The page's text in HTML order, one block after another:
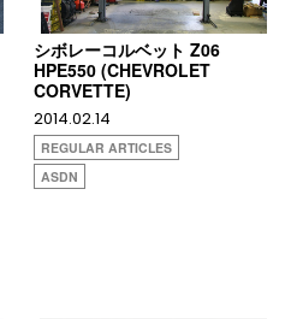
シボレーコルベット Z06
HPE550 (CHEVROLET
CORVETTE)
2014.02.14
REGULAR ARTICLES
ASDN